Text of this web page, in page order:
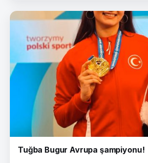
Tuğba Bugur Avrupa şampiyonu!